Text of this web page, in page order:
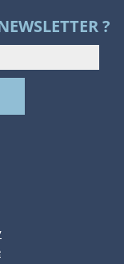
?